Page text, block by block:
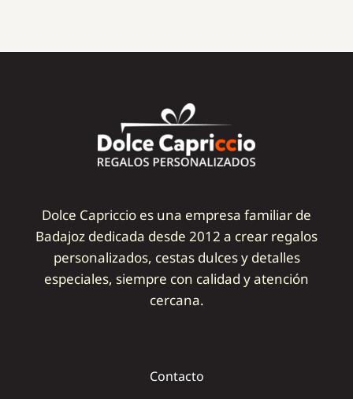
Dolce Capriccio es una empresa familiar de
Badajoz dedicada desde 2012 a crear regalos
personalizados, cestas dulces y detalles
especiales, siempre con calidad y atención
cercana.
Contacto